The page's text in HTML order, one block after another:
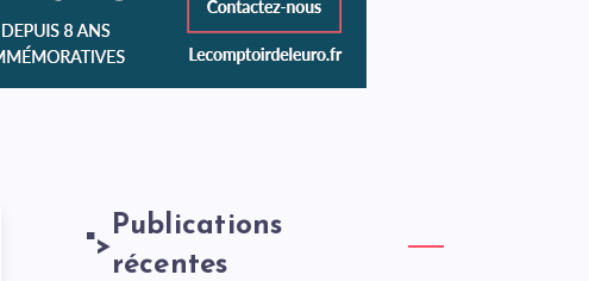
">
Publications
récentes